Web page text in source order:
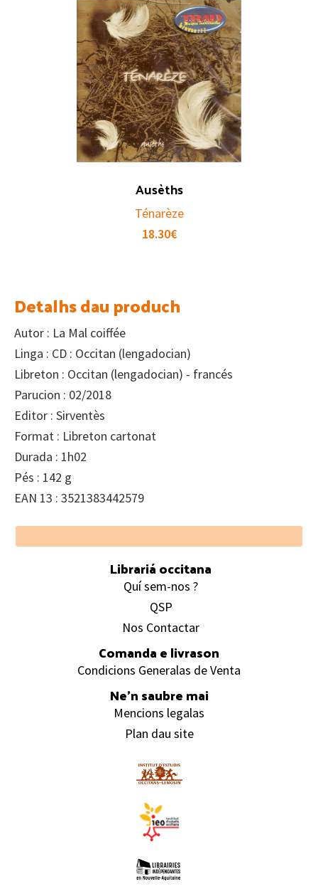
Ausèths
Ténarèze
18.30€
Detalhs dau produch
Autor : La Mal coiffée
Linga : CD : Occitan (lengadocian)
Libreton : Occitan (lengadocian) - francés
Parucion : 02/2018
Editor : Sirventès
Format : Libreton cartonat
Durada : 1h02
Pés : 142 g
EAN 13 : 3521383442579
Footer
Librariá occitana
Quí sem-nos ?
QSP
Nos Contactar
Comanda e livrason
Condicions Generalas de Venta
Ne’n saubre mai
Mencions legalas
Plan dau site